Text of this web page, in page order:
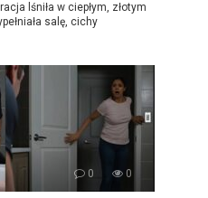
lśniła w ciepłym, złotym
salę, cichy
0 0